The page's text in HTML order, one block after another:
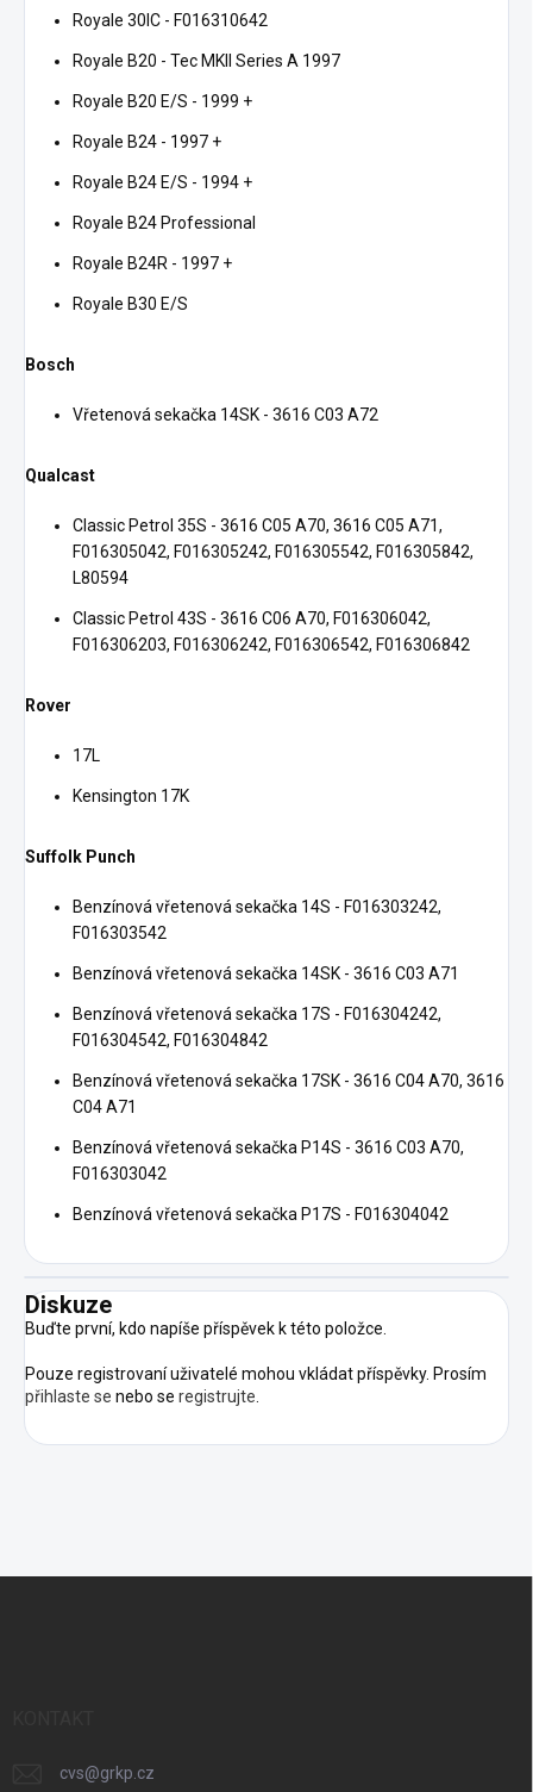
Royale 30IC - F016310642
Royale B20 - Tec MKII Series A 1997
Royale B20 E/S - 1999 +
Royale B24 - 1997 +
Royale B24 E/S - 1994 +
Royale B24 Professional
Royale B24R - 1997 +
Royale B30 E/S
Bosch
Vřetenová sekačka 14SK - 3616 C03 A72
Qualcast
Classic Petrol 35S - 3616 C05 A70, 3616 C05 A71,
F016305042, F016305242, F016305542, F016305842,
L80594
Classic Petrol 43S - 3616 C06 A70, F016306042,
F016306203, F016306242, F016306542, F016306842
Rover
17L
Kensington 17K
Suffolk Punch
Benzínová vřetenová sekačka 14S - F016303242,
F016303542
Benzínová vřetenová sekačka 14SK - 3616 C03 A71
Benzínová vřetenová sekačka 17S - F016304242,
F016304542, F016304842
Benzínová vřetenová sekačka 17SK - 3616 C04 A70, 3616
C04 A71
Benzínová vřetenová sekačka P14S - 3616 C03 A70,
F016303042
Benzínová vřetenová sekačka P17S - F016304042
Diskuze
Buďte první, kdo napíše příspěvek k této položce.
Pouze registrovaní uživatelé mohou vkládat příspěvky. Prosím
přihlaste se nebo se registrujte.
cvs@grkp.cz